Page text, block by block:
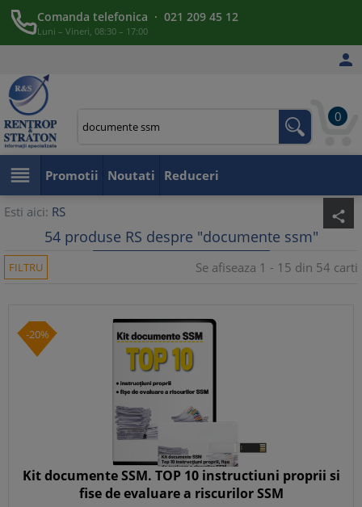
Comanda telefonica · 021 209 45 12
Luni – Vineri, 08:30 – 17:00

0
 Promotii Noutati Reduceri
Esti aici: RS share
54 produse RS despre "documente ssm"
FILTRU Se afiseaza 1 - 15 din 54 carti
-20%
Kit documente SSM. TOP 10 instructiuni proprii si
fise de evaluare a riscurilor SSM